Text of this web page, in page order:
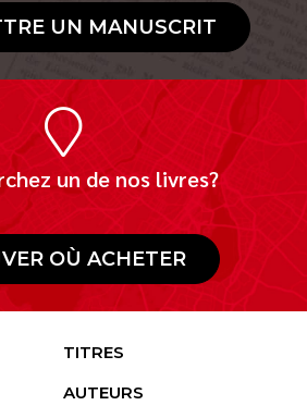
UN MANUSCRIT
un de nos livres?
OÙ ACHETER
TITRES
AUTEURS